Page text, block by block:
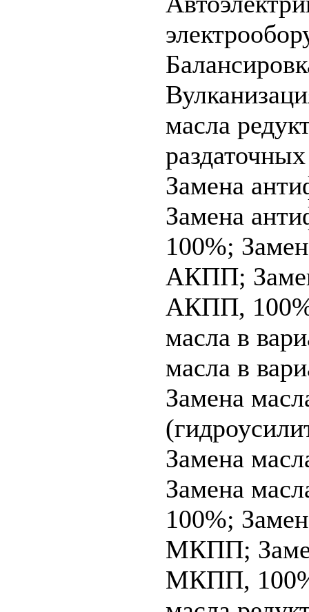
масла
Замена
Замена
100%;
АКПП;
АКПП,
масла в
масла в
Замена
Замена
Замена
100%;
МКПП;
МКПП,